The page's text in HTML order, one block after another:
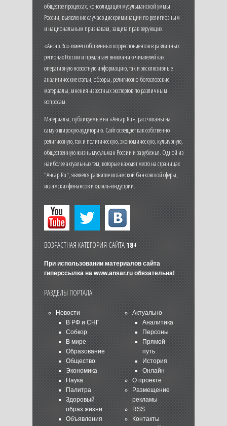
обществе процессах, консолидация мусульманской уммы
России, выявление случаев дискриминации по религиозным
и национальным признакам, защита прав верующих.
«Ансар.Ru» имеет собственных корреспондентов в различных
регионах России и предлагает вниманию читателей как
оперативную новостную информацию, так и эксклюзивные
аналитические статьи, обзоры, религиозно-богословские
материалы, мнения известных экспертов по различным
вопросам.
Материалы, публикуемые на «Ансар.Ru», рассчитаны на
самую широкую аудиторию. Сайт освещает как собственно
религиозную, так и политическую, экономическую, культурную,
общественную жизнь мусульман России и зарубежья. Одной из
наиболее актуальных тем, которые находят место на страницах
"Ансар.Ru", является развитие исламской банковской сферы,
исламских финансов и халяль-индустрии.
ВОЗРАСТНАЯ КАТЕГОРИЯ САЙТА18+
При использовании материалов сайта
гиперссылка на www.ansar.ruобязательна!
РАЗДЕЛЫ ПОРТАЛА
Новости
В РФ и СНГ
Собкор
В мире
Образование
Общество
Экономика
Наука
Палитра
Здоровый
образ жизни
Объявления
Актуально
Аналитика
Персоны
Прямой
путь
История
Онлайн
О проекте
Размещение
рекламы
RSS
Контакты